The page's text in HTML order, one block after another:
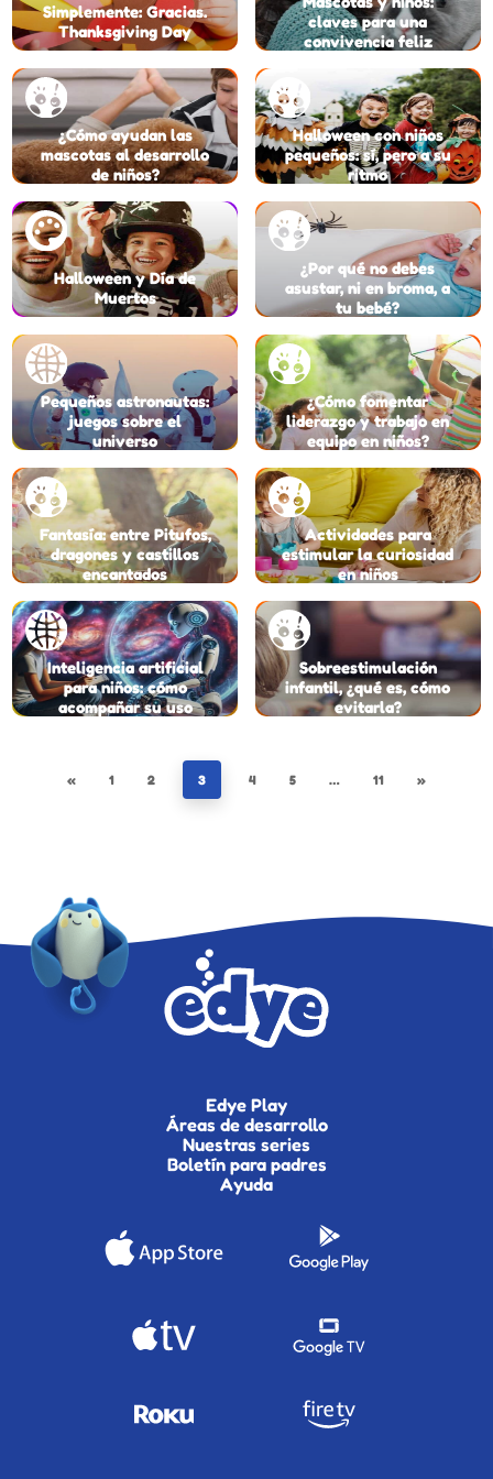
Simplemente: Gracias.
Thanksgiving Day
claves para una
convivencia feliz
¿Cómo ayudan las
mascotas al desarrollo
de niños?
Halloween con niños
pequeños: sí, pero a su
ritmo
Halloween y Día de
Muertos
¿Por qué no debes
asustar, ni en broma, a
tu bebé?
Pequeños astronautas:
juegos sobre el
universo
¿Cómo fomentar
liderazgo y trabajo en
equipo en niños?
Fantasía: entre Pitufos,
dragones y castillos
encantados
Actividades para
estimular la curiosidad
en niños
Inteligencia artificial
para niños: cómo
acompañar su uso
Sobreestimulación
infantil, ¿qué es, cómo
evitarla?
« 1 2 3 4 5 … 11 »
Edye Play
Áreas de desarrollo
Nuestras series
Boletín para padres
Ayuda